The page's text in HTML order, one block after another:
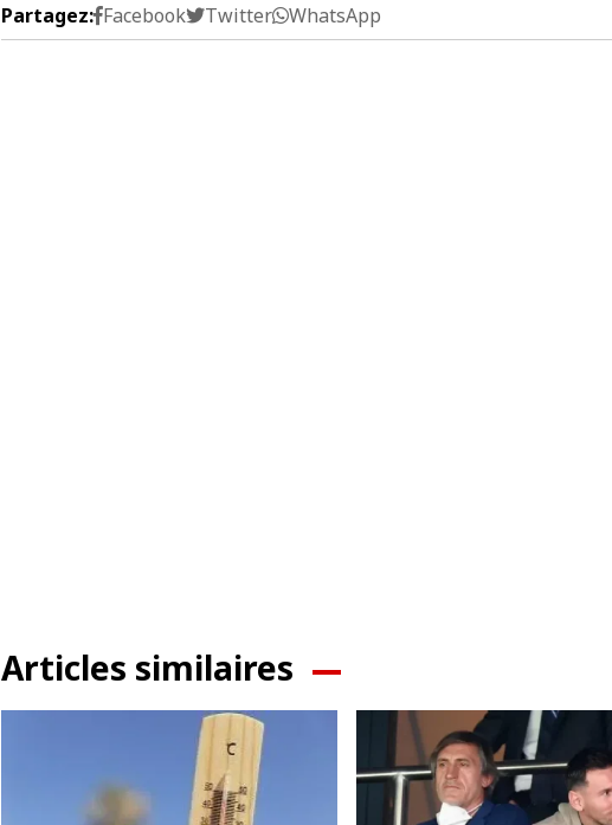
Partagez: Facebook Twitter WhatsApp
Articles similaires